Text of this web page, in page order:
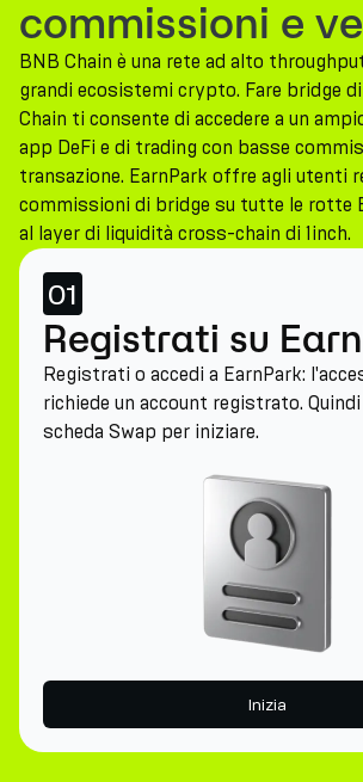
commissioni e
BNB Chain è una rete ad alto
grandi ecosistemi crypto. Fare bridge
Chain ti consente di accedere a un
app DeFi e di trading con basse
transazione. EarnPark offre agli utenti
commissioni di bridge su tutte le rotte
al layer di liquidità cross-chain di 1inch.
01
Registrati su
Registrati o accedi a EarnPark:
richiede un account registrato.
scheda Swap per iniziare.
Inizia